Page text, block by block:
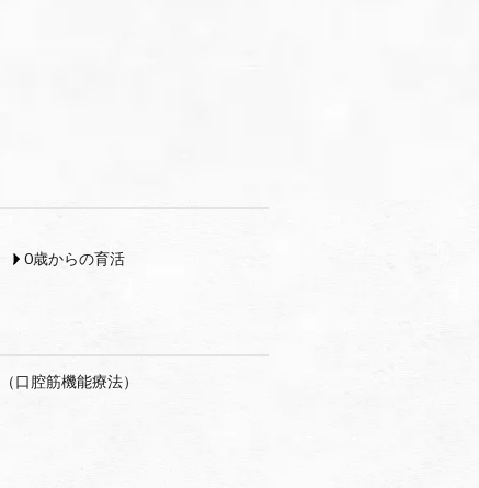
0歳からの育活
口腔筋機能療法）